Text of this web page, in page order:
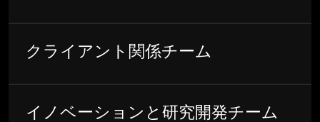
クライアント関係チーム
イノベーションと研究開発チーム